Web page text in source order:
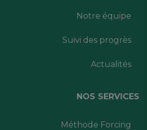
Notre équipe
Suivi des progrès
Actualités
NOS SERVICES
Méthode Forcing